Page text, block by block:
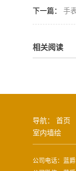
偶
下一篇： 手
相关阅读
导航： 首页
室内墙绘
公司电话：蓝